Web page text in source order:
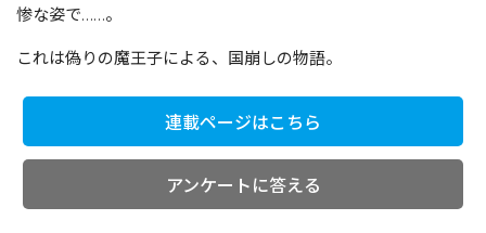
惨な姿で……。
これは偽りの魔王子による、国崩しの物語。
連載ページはこちら
アンケートに答える